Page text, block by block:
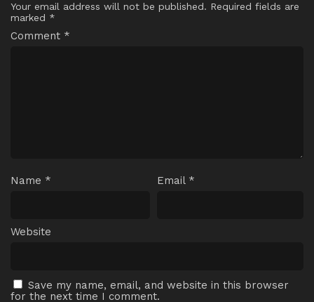
Your email address will not be published. Required fields are
marked *
Comment *
Name * Email *
Website
Save my name, email, and website in this browser
for the next time I comment.